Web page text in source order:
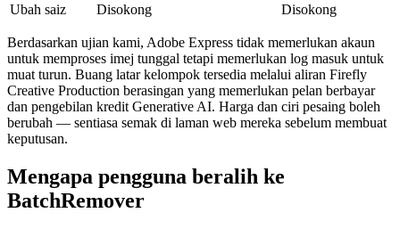
Ubah saiz
Disokong Disokong
Berdasarkan ujian kami, Adobe Express tidak memerlukan akaun
untuk memproses imej tunggal tetapi memerlukan log masuk untuk
muat turun. Buang latar kelompok tersedia melalui aliran Firefly
Creative Production berasingan yang memerlukan pelan berbayar
dan pengebilan kredit Generative AI. Harga dan ciri pesaing boleh
berubah — sentiasa semak di laman web mereka sebelum membuat
keputusan.
Mengapa pengguna beralih ke
BatchRemover